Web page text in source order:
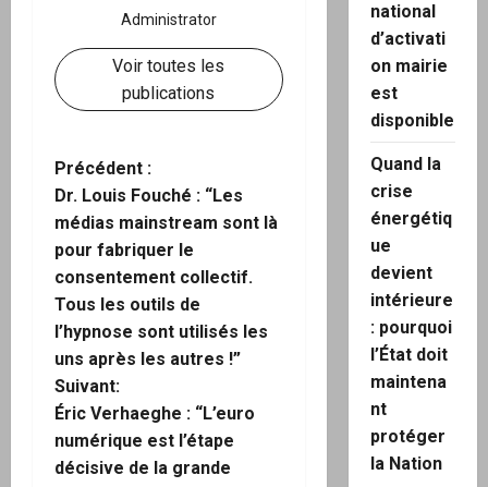
Administrator
Voir toutes les
publications
N
a
v
i
g
a
t
Précédent :
Dr. Louis Fouché : “Les
médias mainstream sont là
pour fabriquer le
consentement collectif.
Tous les outils de
l’hypnose sont utilisés les
uns après les autres !”
Suivant:
Éric Verhaeghe : “L’euro
numérique est l’étape
décisive de la grande
national
d’activati
on mairie
est
disponible
Quand la
crise
énergétiq
ue
devient
intérieure
: pourquoi
l’État doit
maintena
nt
protéger
la Nation